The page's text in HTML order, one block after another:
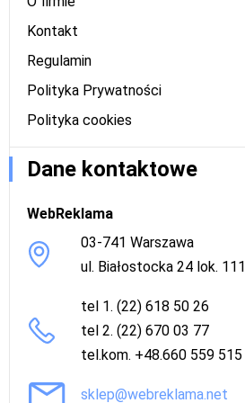
Kontakt
Regulamin
Polityka Prywatności
Polityka cookies
Dane kontaktowe
WebReklama
03-741 Warszawa
ul. Białostocka 24 lok. 111
tel 1. (22) 618 50 26
tel 2. (22) 670 03 77
tel.kom. +48.660 559 515
sklep@webreklama.net